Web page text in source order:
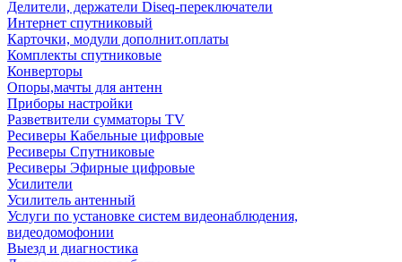
Делители, держатели Diseq-переключатели
Интернет спутниковый
Карточки, модули дополнит.оплаты
Комплекты спутниковые
Конверторы
Опоры,мачты для антенн
Приборы настройки
Разветвители сумматоры TV
Ресиверы Кабельные цифровые
Ресиверы Спутниковые
Ресиверы Эфирные цифровые
Усилители
Усилитель антенный
Услуги по установке систем видеонаблюдения,
видеодомофонии
Выезд и диагностика